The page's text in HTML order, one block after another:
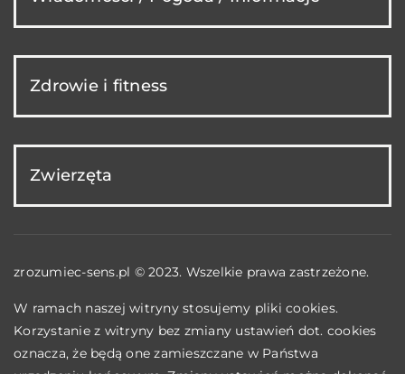
Zdrowie i fitness
Zwierzęta
zrozumiec-sens.pl © 2023. Wszelkie prawa zastrzeżone.
W ramach naszej witryny stosujemy pliki cookies.
Korzystanie z witryny bez zmiany ustawień dot. cookies
oznacza, że będą one zamieszczane w Państwa